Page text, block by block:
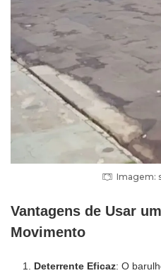
Imagem:
Vantagens de Usar
Movimento
Deterrente Eficaz: O